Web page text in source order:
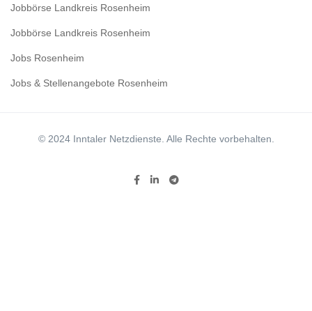
Jobbörse Landkreis Rosenheim
Jobbörse Landkreis Rosenheim
Jobs Rosenheim
Jobs & Stellenangebote Rosenheim
© 2024 Inntaler Netzdienste. Alle Rechte vorbehalten.